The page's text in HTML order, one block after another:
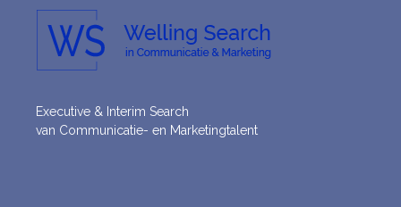
Executive & Interim Search
van Communicatie- en Marketingtalent